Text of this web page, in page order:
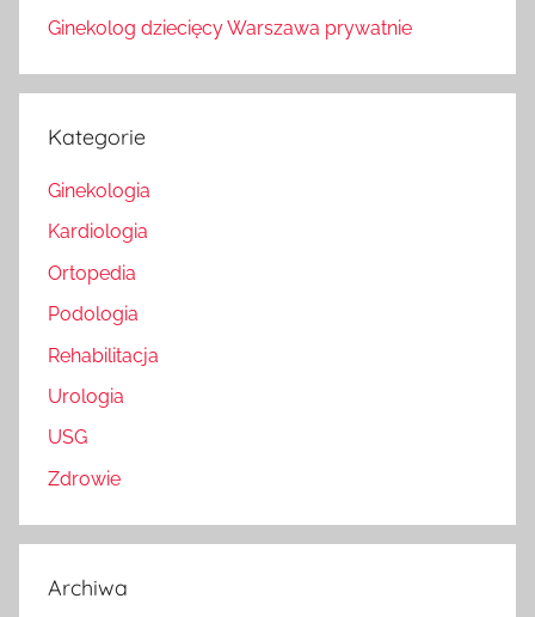
Ginekolog dziecięcy Warszawa prywatnie
Kategorie
Ginekologia
Kardiologia
Ortopedia
Podologia
Rehabilitacja
Urologia
USG
Zdrowie
Archiwa